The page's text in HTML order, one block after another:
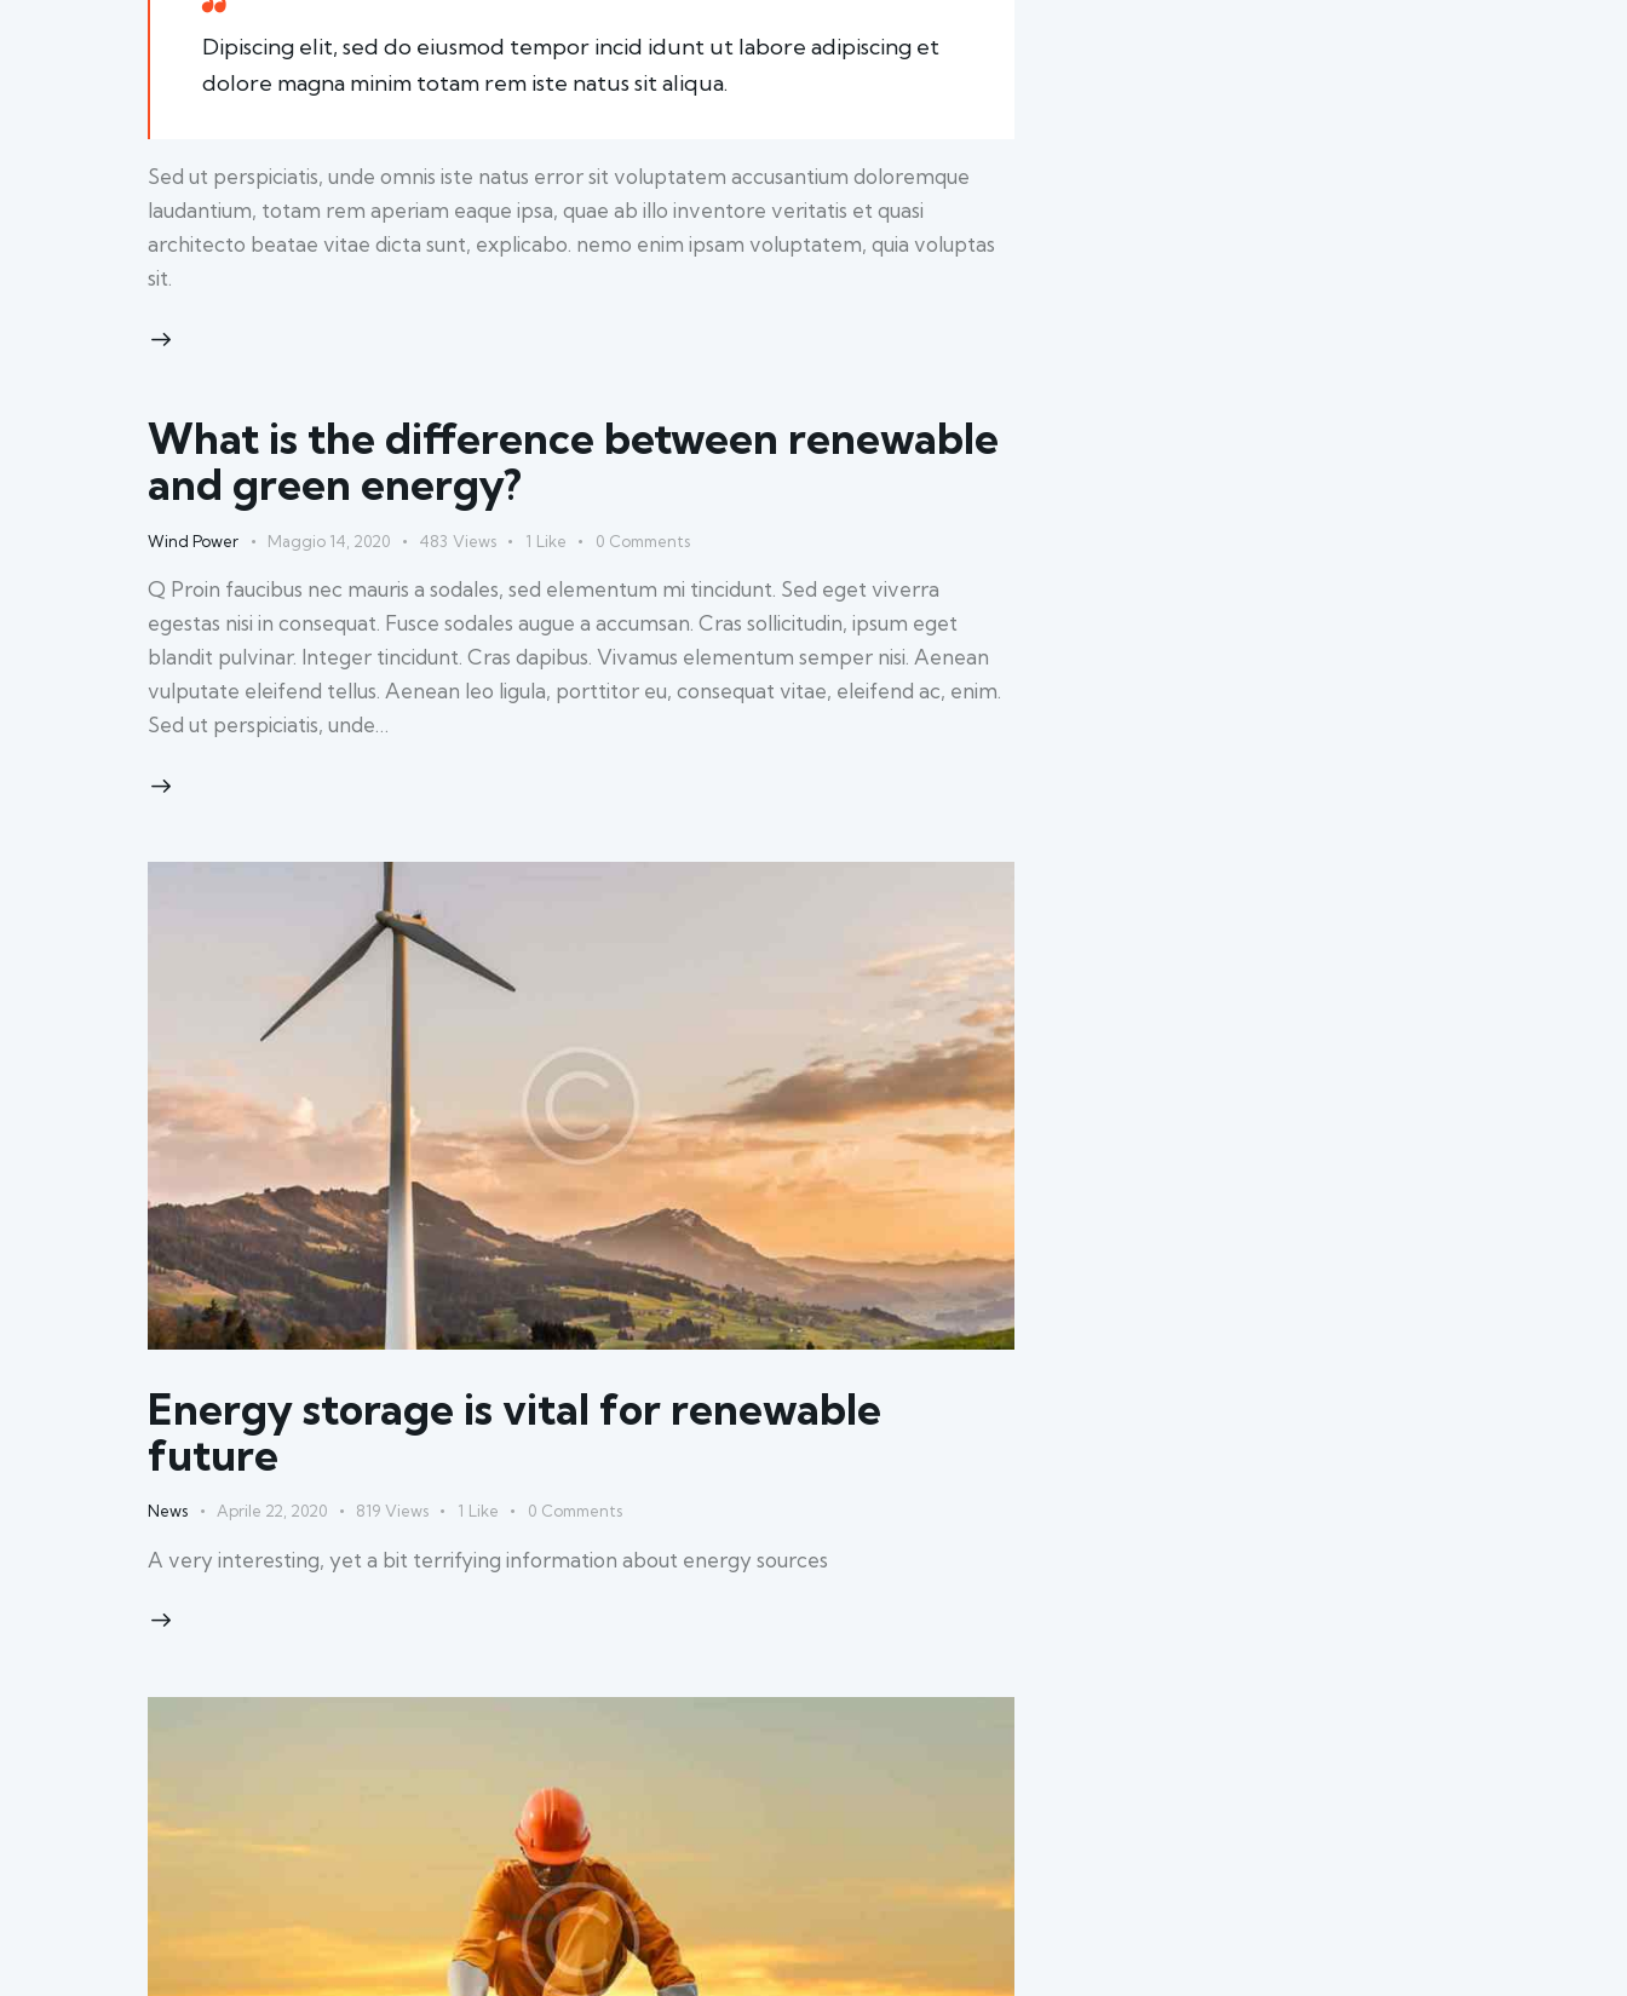
Dipiscing elit, sed do eiusmod tempor incid idunt ut labore adipiscing et
dolore magna minim totam rem iste natus sit aliqua.
Sed ut perspiciatis, unde omnis iste natus error sit voluptatem accusantium doloremque
laudantium, totam rem aperiam eaque ipsa, quae ab illo inventore veritatis et quasi
architecto beatae vitae dicta sunt, explicabo. nemo enim ipsam voluptatem, quia voluptas
sit.
What is the difference between renewable
and green energy?
Wind Power Maggio 14, 2020 483 Views 1 Like 0 Comments
Q Proin faucibus nec mauris a sodales, sed elementum mi tincidunt. Sed eget viverra
egestas nisi in consequat. Fusce sodales augue a accumsan. Cras sollicitudin, ipsum eget
blandit pulvinar. Integer tincidunt. Cras dapibus. Vivamus elementum semper nisi. Aenean
vulputate eleifend tellus. Aenean leo ligula, porttitor eu, consequat vitae, eleifend ac, enim.
Sed ut perspiciatis, unde…
Energy storage is vital for renewable
future
News Aprile 22, 2020 819 Views 1 Like 0 Comments
A very interesting, yet a bit terrifying information about energy sources